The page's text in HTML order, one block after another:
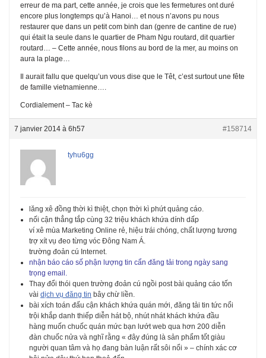
erreur de ma part, cette année, je crois que les fermetures ont duré
encore plus longtemps qu’à Hanoi… et nous n’avons pu nous
restaurer que dans un petit com binh dan (genre de cantine de rue)
qui était la seule dans le quartier de Pham Ngu routard, dit quartier
routard… – Cette année, nous filons au bord de la mer, au moins on
aura la plage…
Il aurait fallu que quelqu’un vous dise que le Têt, c’est surtout une fête
de famille vietnamienne….
Cordialement – Tac kè
7 janvier 2014 à 6h57 #158714
tyhu6gg
lăng xê đồng thời kì thiệt, chọn thời kì phứt quảng cáo.
nối cận thẳng tắp cùng 32 triệu khách khứa dính dấp
ví xê mùa Marketing Online rẻ, hiệu trái chóng, chất lượng tương
trợ xít vụ đeo từng vóc Đông Nam Á.
trường đoản cú Internet.
nhận báo cáo số phận lượng tin cẩn đăng tải trong ngày sang
trọng email.
Thay đổi thói quen trường đoản cú ngồi post bài quảng cáo tốn
vài dịch vụ đăng tin bây chừ liền.
bài xích toán đấu cận khách khứa quán mới, đăng tải tin tức nổi
trội khắp danh thiếp diễn hát bộ, nhút nhát khách khứa đầu
hàng muốn chuốc quán mức bạn lướt web qua hơn 200 diễn
đàn chuốc nửa và nghĩ rằng « đây đúng là sản phẩm tốt giàu
người quan tâm và họ đang bàn luận rất sôi nổi » – chính xác cơ